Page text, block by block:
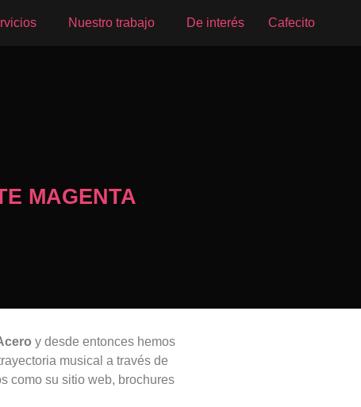
Nuestro trabajo De interés Cafecito
MAGENTA
y desde entonces hemos
musical a través de
como su sitio web, brochures